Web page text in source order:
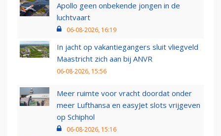
Apollo geen onbekende jongen in de
luchtvaart
06-08-2026, 16:19
In jacht op vakantiegangers sluit vliegveld
Maastricht zich aan bij ANVR
06-08-2026, 15:56
Meer ruimte voor vracht doordat onder
meer Lufthansa en easyJet slots vrijgeven
op Schiphol
06-08-2026, 15:16